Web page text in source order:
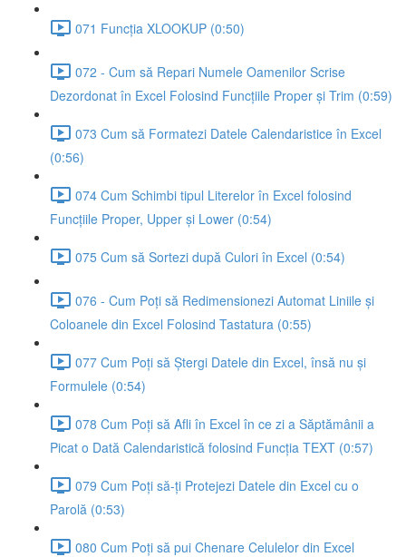
071 Funcția XLOOKUP (0:50)
072 - Cum să Repari Numele Oamenilor Scrise
Dezordonat în Excel Folosind Funcțiile Proper și Trim (0:59)
073 Cum să Formatezi Datele Calendaristice în Excel
(0:56)
074 Cum Schimbi tipul Literelor în Excel folosind
Funcțiile Proper, Upper și Lower (0:54)
075 Cum să Sortezi după Culori în Excel (0:54)
076 - Cum Poți să Redimensionezi Automat Liniile și
Coloanele din Excel Folosind Tastatura (0:55)
077 Cum Poți să Ștergi Datele din Excel, însă nu și
Formulele (0:54)
078 Cum Poți să Afli în Excel în ce zi a Săptămânii a
Picat o Dată Calendaristică folosind Funcția TEXT (0:57)
079 Cum Poți să-ți Protejezi Datele din Excel cu o
Parolă (0:53)
080 Cum Poți să pui Chenare Celulelor din Excel